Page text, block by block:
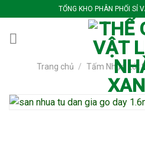
nội
TỔNG KHO PHÂN PHỐI SỈ
Trang chủ / Tấm Nhựa Lót